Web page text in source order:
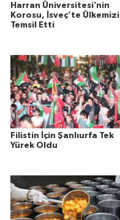
Harran Üniversitesi’nin
Korosu, İsveç’te Ülkemizi
Temsil Etti
Filistin İçin Şanlıurfa Tek
Yürek Oldu